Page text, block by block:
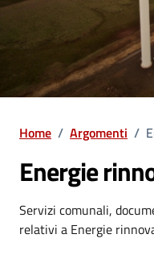
Home / Argomenti /
Energie
Dettagli
Servizi comunali,
relativi a Energie